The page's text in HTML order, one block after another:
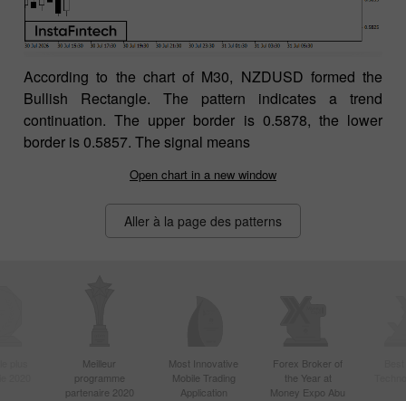
According to the chart of M30, NZDUSD formed the
Bullish Rectangle. The pattern indicates a trend
continuation. The upper border is 0.5878, the lower
border is 0.5857. The signal means
Open chart in a new window
Aller à la page des patterns
Meilleur
programme
partenaire 2020
Most Innovative
Mobile Trading
Application
Forex Broker of
the Year at
Money Expo Abu